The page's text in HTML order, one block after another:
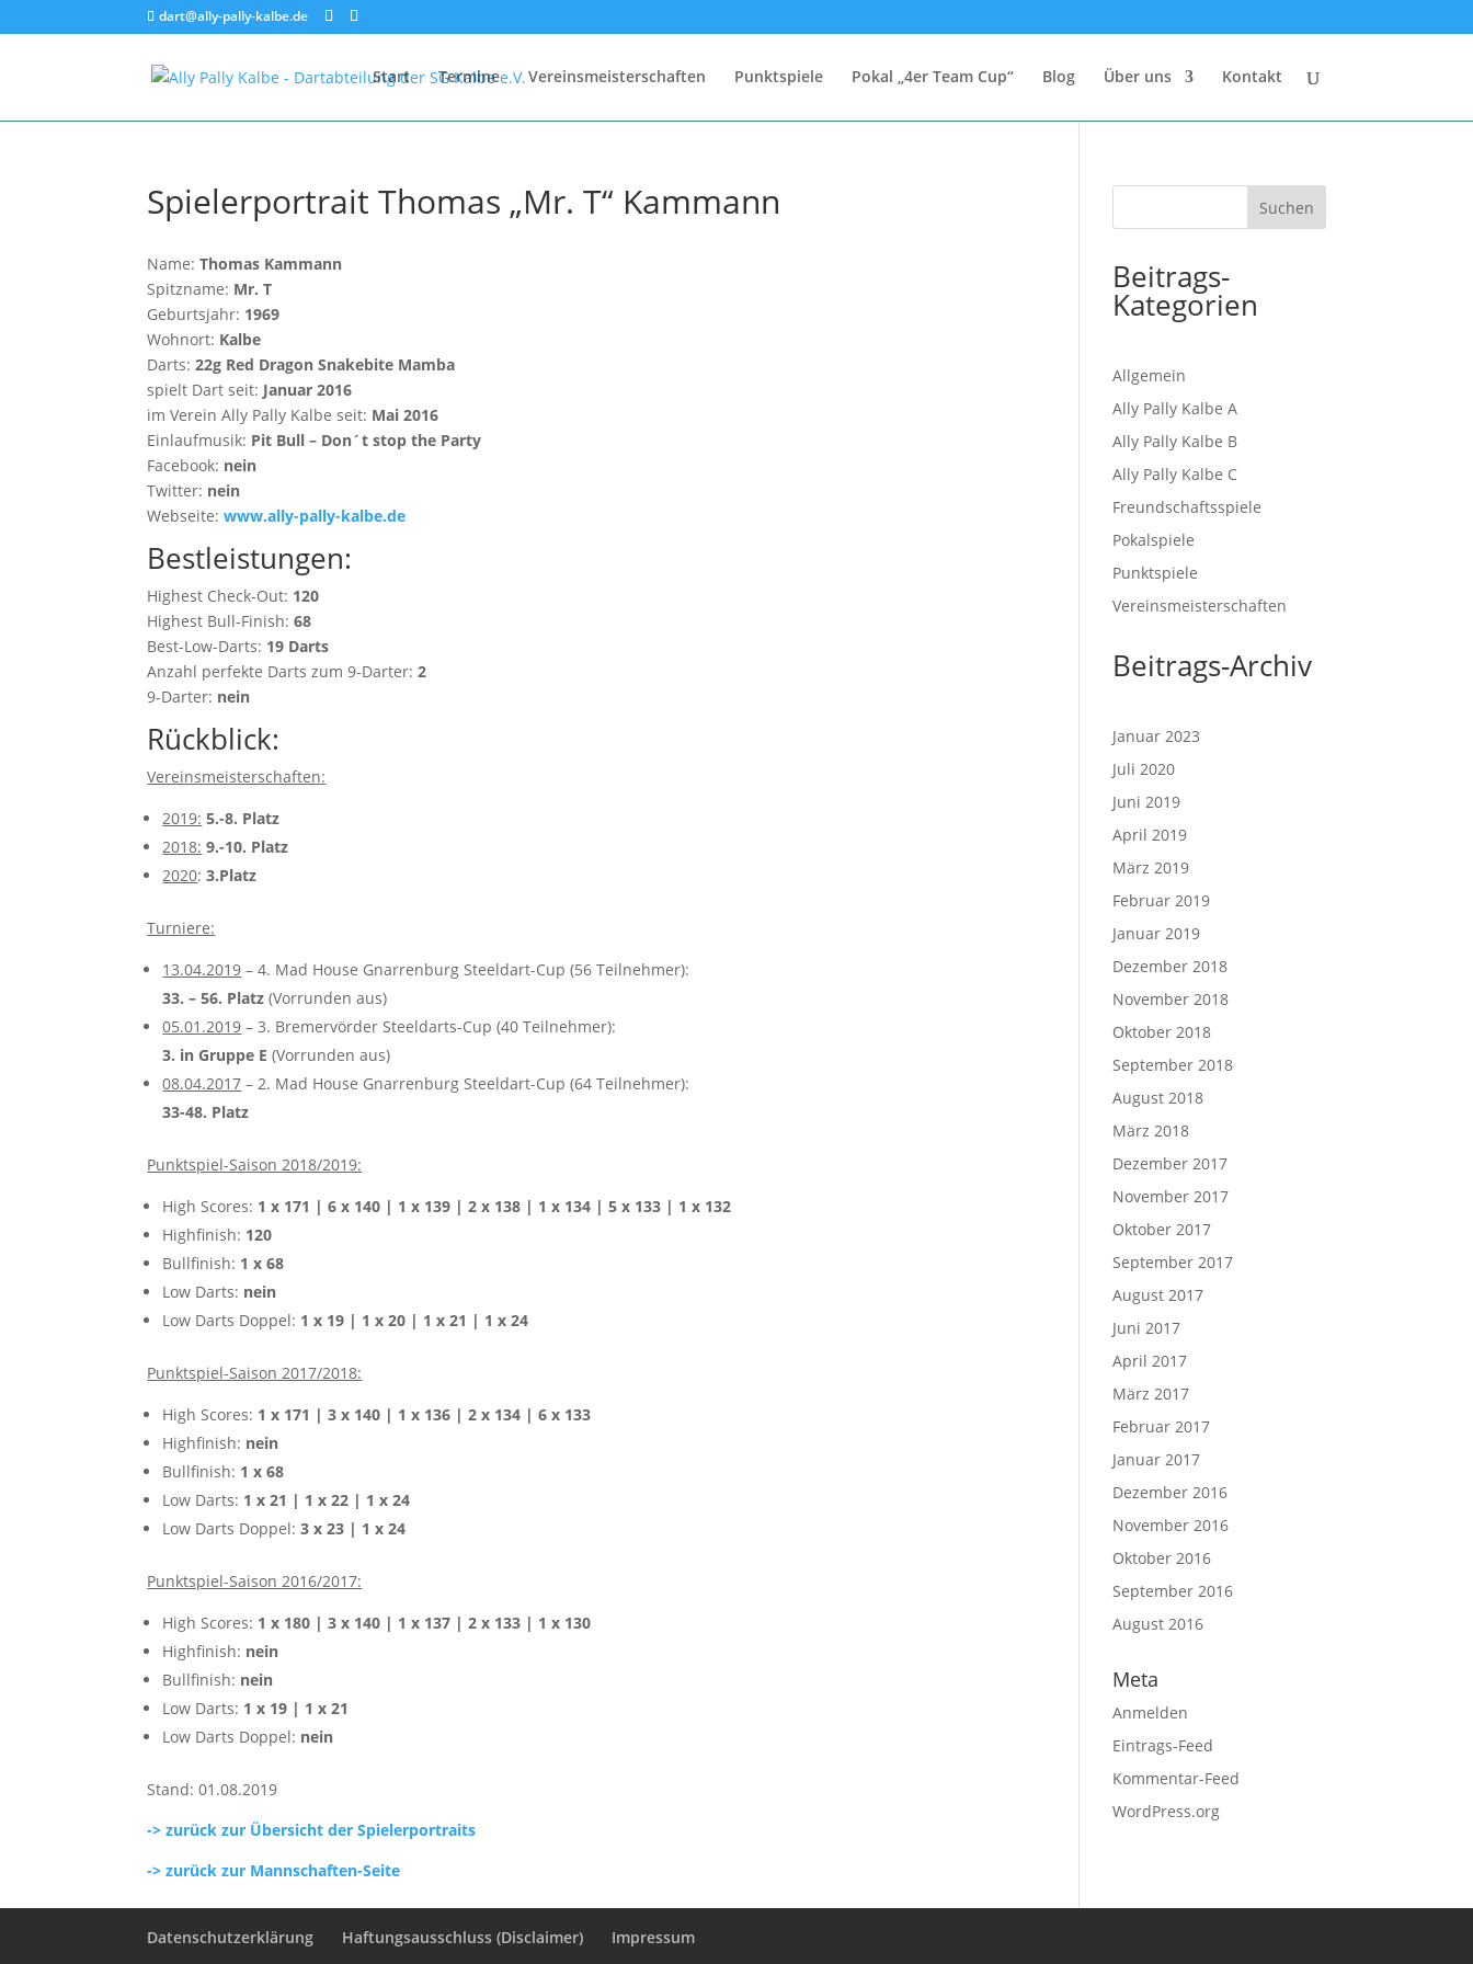
dart@ally-pally-kalbe.de
Start Termine Vereinsmeisterschaften Punktspiele Pokal „4er Team Cup“ Blog Über uns Kontakt
Spielerportrait Thomas „Mr. T“ Kammann
Name:Thomas Kammann
Spitzname: Mr. T
Geburtsjahr: 1969
Wohnort: Kalbe
Darts:22g Red Dragon Snakebite Mamba
spielt Dart seit: Januar 2016
im Verein Ally Pally Kalbe seit: Mai 2016
Einlaufmusik: Pit Bull – Don´t stop the Party
Facebook: nein
Twitter: nein
Webseite:www.ally-pally-kalbe.de
Bestleistungen:
Highest Check-Out: 120
Highest Bull-Finish:68
Best-Low-Darts: 19 Darts
Anzahl perfekte Darts zum 9-Darter:2
9-Darter: nein
Rückblick:
Vereinsmeisterschaften:
2019: 5.-8. Platz
2018: 9.-10. Platz
2020:3.Platz
Turniere:
13.04.2019 – 4. Mad House Gnarrenburg Steeldart-Cup (56 Teilnehmer):
33. – 56. Platz (Vorrunden aus)
05.01.2019 – 3. Bremervörder Steeldarts-Cup (40 Teilnehmer):
3. in Gruppe E (Vorrunden aus)
08.04.2017 – 2. Mad House Gnarrenburg Steeldart-Cup (64 Teilnehmer):
33-48. Platz
Punktspiel-Saison 2018/2019:
High Scores: 1 x 171 | 6 x 140 | 1 x 139 | 2 x 138 | 1 x 134 | 5 x 133 | 1 x 132
Highfinish: 120
Bullfinish: 1 x 68
Low Darts: nein
Low Darts Doppel: 1 x 19 | 1 x 20 | 1 x 21 | 1 x 24
Punktspiel-Saison 2017/2018:
High Scores: 1 x 171 | 3 x 140 | 1 x 136 | 2 x 134 | 6 x 133
Highfinish: nein
Bullfinish: 1 x 68
Low Darts: 1 x 21 | 1 x 22 | 1 x 24
Low Darts Doppel: 3 x 23 | 1 x 24
Punktspiel-Saison 2016/2017:
High Scores: 1 x 180 | 3 x 140 | 1 x 137 | 2 x 133 | 1 x 130
Highfinish: nein
Bullfinish: nein
Low Darts: 1 x 19 | 1 x 21
Low Darts Doppel: nein
Stand: 01.08.2019
-> zurück zur Übersicht der Spielerportraits
-> zurück zur Mannschaften-Seite
Beitrags-
Kategorien
Allgemein
Ally Pally Kalbe A
Ally Pally Kalbe B
Ally Pally Kalbe C
Freundschaftsspiele
Pokalspiele
Punktspiele
Vereinsmeisterschaften
Beitrags-Archiv
Januar 2023
Juli 2020
Juni 2019
April 2019
März 2019
Februar 2019
Januar 2019
Dezember 2018
November 2018
Oktober 2018
September 2018
August 2018
März 2018
Dezember 2017
November 2017
Oktober 2017
September 2017
August 2017
Juni 2017
April 2017
März 2017
Februar 2017
Januar 2017
Dezember 2016
November 2016
Oktober 2016
September 2016
August 2016
Meta
Anmelden
Eintrags-Feed
Kommentar-Feed
WordPress.org
Datenschutzerklärung Haftungsausschluss (Disclaimer) Impressum